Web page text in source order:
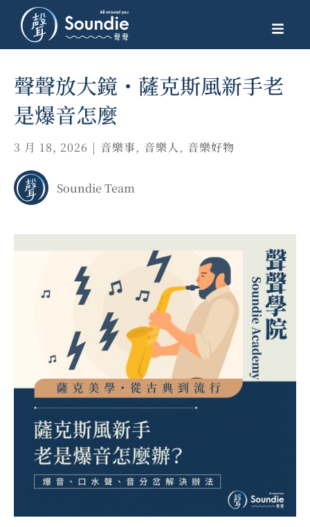
聲聲放大鏡・薩克斯風新手老
是爆音怎麼
3 月 18, 2026 | 音樂事, 音樂人, 音樂好物
Soundie Team